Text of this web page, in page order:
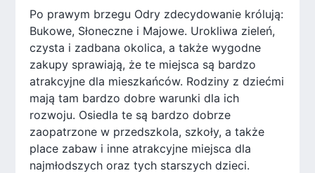
Po prawym brzegu Odry zdecydowanie królują:
Bukowe, Słoneczne i Majowe. Urokliwa zieleń,
czysta i zadbana okolica, a także wygodne
zakupy sprawiają, że te miejsca są bardzo
atrakcyjne dla mieszkańców. Rodziny z dziećmi
mają tam bardzo dobre warunki dla ich
rozwoju. Osiedla te są bardzo dobrze
zaopatrzone w przedszkola, szkoły, a także
place zabaw i inne atrakcyjne miejsca dla
najmłodszych oraz tych starszych dzieci.